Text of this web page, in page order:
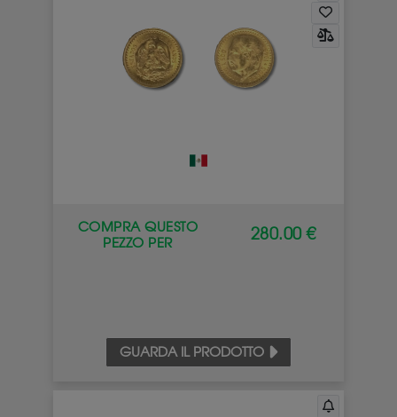
COMPRA QUESTO
PEZZO PER
280.00 €
GUARDA IL PRODOTTO